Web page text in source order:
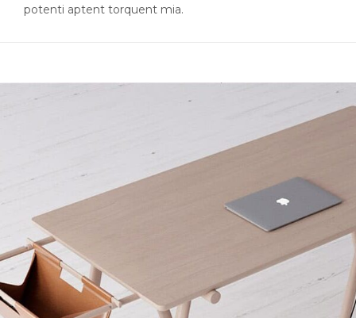
potenti aptent torquent mia.